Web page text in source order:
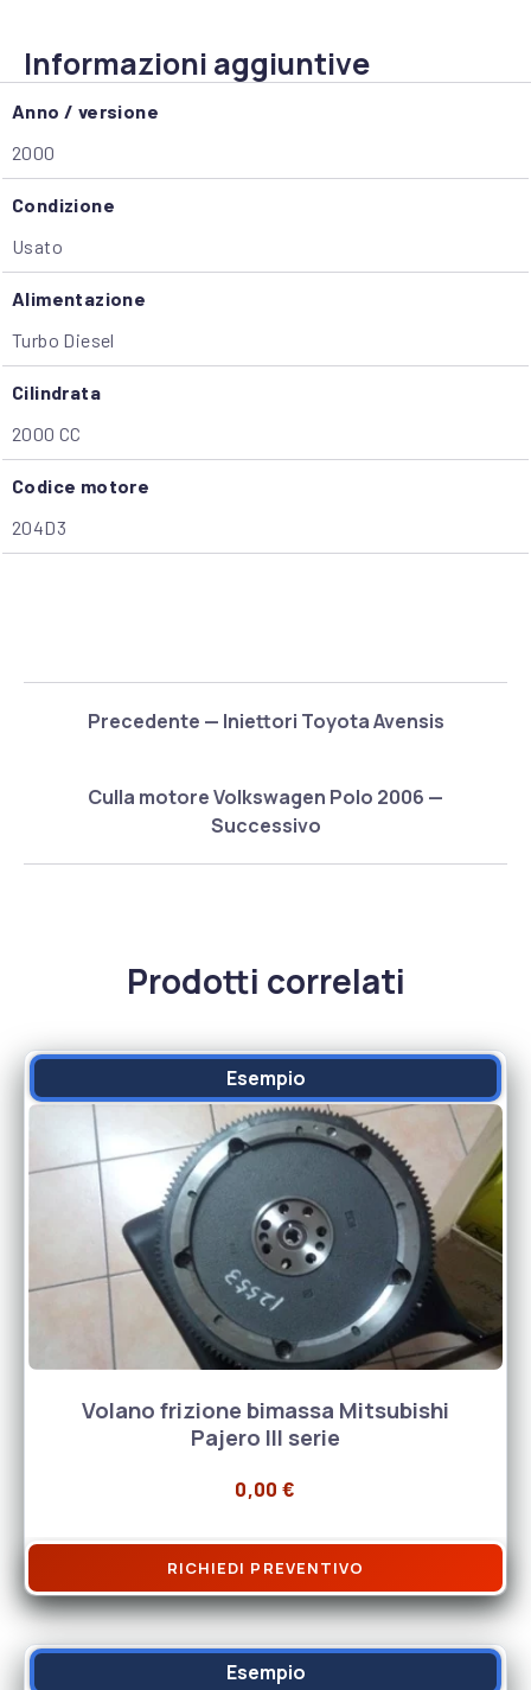
Informazioni aggiuntive
Anno / versione
2000
Condizione
Usato
Alimentazione
Turbo Diesel
Cilindrata
2000 CC
Codice motore
204D3
Precedente — Iniettori Toyota Avensis
Culla motore Volkswagen Polo 2006 —
Successivo
Prodotti correlati
Esempio
Volano frizione bimassa Mitsubishi
Pajero III serie
0,00€
RICHIEDI PREVENTIVO
Esempio